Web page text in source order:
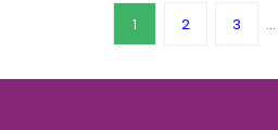
1 2 3 …